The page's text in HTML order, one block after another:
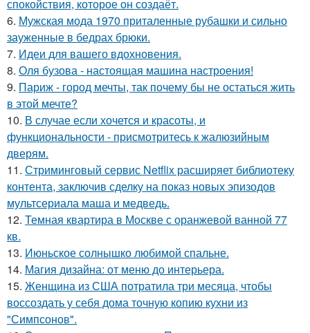
спокойствия, которое он создаёт.
6. Мужская мода 1970 приталенные рубашки и сильно
зауженные в бедрах брюки.
7. Идеи для вашего вдохновения.
8. Оля бузова - настоящая машина настроения!
9. Париж - город мечты, так почему бы не остаться жить
в этой мечте?
10. В случае если хочется и красоты, и
функциональности - присмотритесь к жалюзийным
дверям.
11. Стриминговый сервис Netflix расширяет библиотеку
контента, заключив сделку на показ новых эпизодов
мультсериала маша и медведь.
12. Темная квартира в Москве с оранжевой ванной 77
кв.
13. Июньское солнышко любимой спальне.
14. Магия дизайна: от меню до интерьера.
15. Женщина из США потратила три месяца, чтобы
воссоздать у себя дома точную копию кухни из
"Симпсонов".